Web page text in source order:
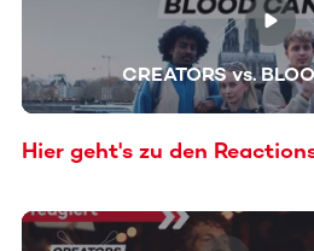
CREATORS vs.
Hier geht's zu den
Dieser Bereich enthält